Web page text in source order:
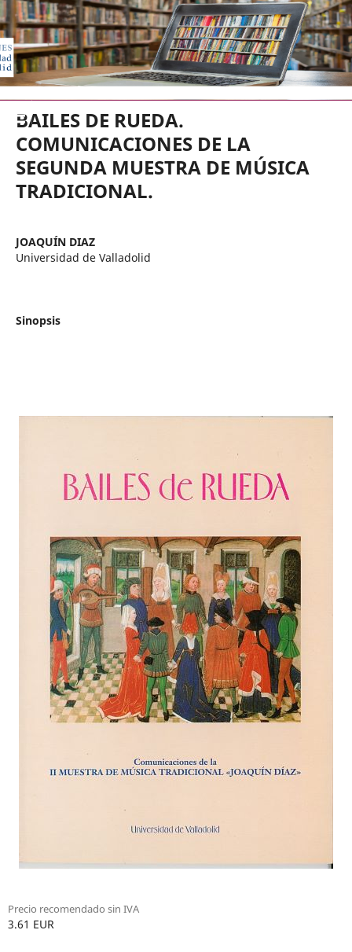
EDICIONES UNIVERSIDAD DE
BAILES DE RUEDA.
COMUNICACIONES DE LA
SEGUNDA MUESTRA DE MÚSICA
TRADICIONAL.
JOAQUÍN DIAZ
Universidad de Valladolid
Sinopsis
Precio recomendado sin IVA
3.61 EUR